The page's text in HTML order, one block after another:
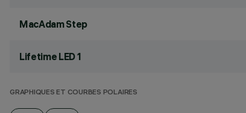
MacAdam Step
Lifetime LED 1
GRAPHIQUES ET COURBES POLAIRES